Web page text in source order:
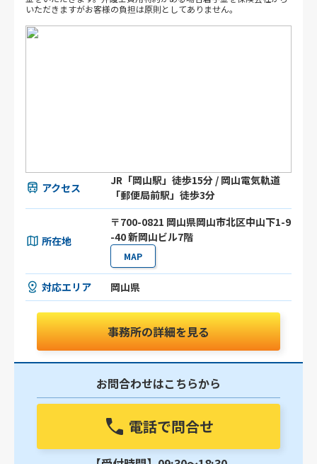
いただきますがお客様の負担は原則としてありません。
アクセス
JR「岡山駅」徒歩15分 / 岡山電気軌道
「郵便局前駅」徒歩3分
所在地
〒700-0821 岡山県岡山市北区中山下1-9
-40 新岡山ビル7階
MAP
対応エリア 岡山県
事務所の詳細を見る
お問合わせはこちらから
電話で問合せ